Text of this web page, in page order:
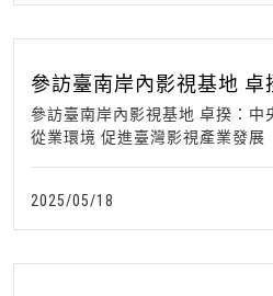
參訪臺南岸內影視基地 卓
造優質影視從業環境 促
參訪臺南岸內影視基地 卓揆：中
從業環境 促進臺灣影視產業發展
2025/05/18